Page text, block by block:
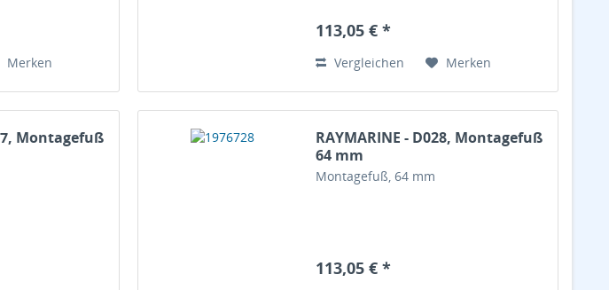
Merken
113,05 € *
Vergleichen Merken
Montagefuß
RAYMARINE - D028, Montagefuß
64 mm
Montagefuß, 64 mm
113,05 € *